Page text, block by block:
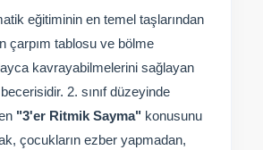
eğitiminin en temel taşlarından
çarpım tablosu ve bölme
kavrayabilmelerini sağlayan
2. sınıf düzeyinde
"3'er Ritmik Sayma" konusunu
çocukların ezber yapmadan,